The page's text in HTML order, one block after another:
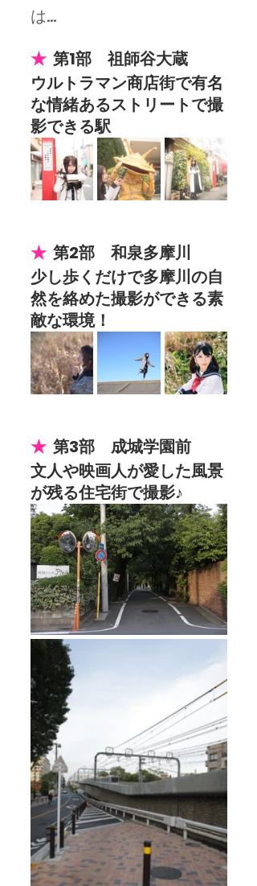
は...
★ 第1部　祖師谷大蔵
ウルトラマン商店街で有名
な情緒あるストリートで撮
影できる駅
★ 第2部　和泉多摩川
少し歩くだけで多摩川の自
然を絡めた撮影ができる素
敵な環境！
★ 第3部　成城学園前
文人や映画人が愛した風景
が残る住宅街で撮影♪